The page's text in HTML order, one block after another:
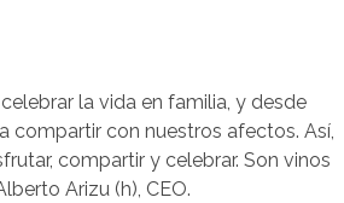
la vida en familia, y desde
compartir con nuestros afectos. Así,
compartir y celebrar. Son vinos
Arizu (h), CEO.